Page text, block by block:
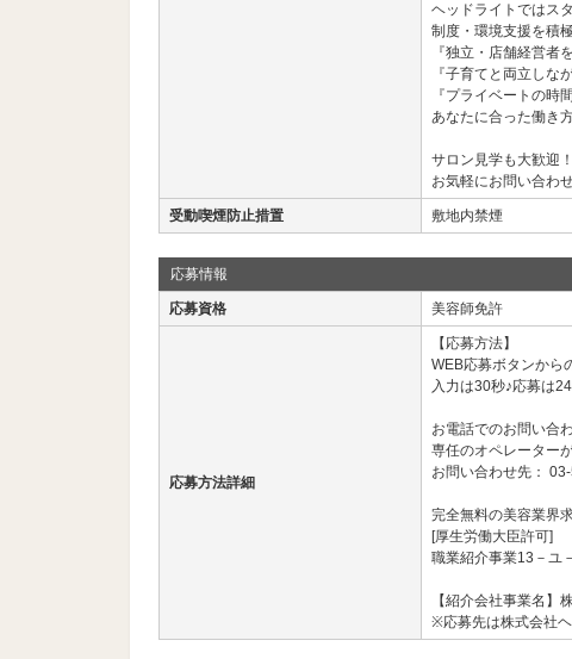
ヘッドライトではス
制度・環境支援を積
『独立・店舗経営者
『子育てと両立しな
『プライベートの時
あなたに合った働き
サロン見学も大歓迎！
お気軽にお問い合わ
受動喫煙防止措置 敷地内禁煙
応募情報
応募資格 美容師免許
応募方法詳細
【応募方法】
WEB応募ボタンから
入力は30秒♪応募は
お電話でのお問い合
専任のオペレーター
お問い合わせ先：
完全無料の美容業界
[厚生労働大臣許可]
職業紹介事業13－ユ
【紹介会社事業名】
※応募先は株式会社